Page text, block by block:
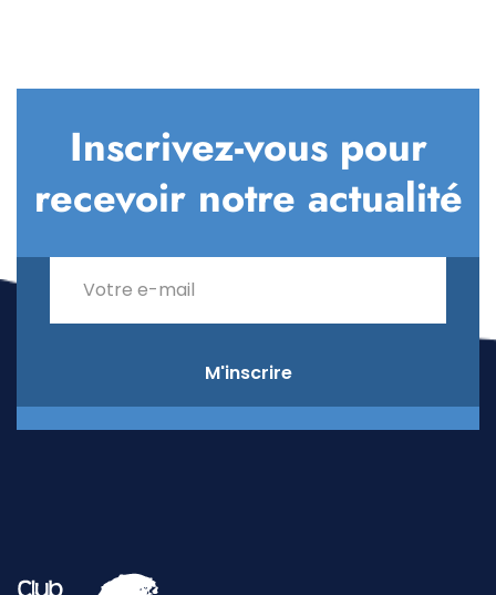
Inscrivez-vous pour
recevoir notre actualité
M'inscrire